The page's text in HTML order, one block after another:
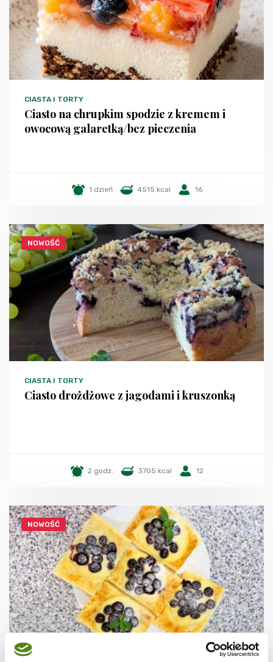
CIASTA I TORTY
Ciasto na chrupkim spodzie z kremem i
owocową galaretką/bez pieczenia
1 dzień 4515 kcal 16
NOWOŚĆ
CIASTA I TORTY
Ciasto drożdżowe z jagodami i kruszonką
2 godz. 3705 kcal 12
NOWOŚĆ